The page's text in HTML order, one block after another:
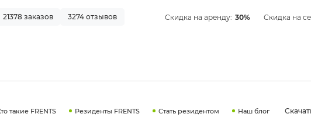
21378 заказов 3274 отзывов Скидка на аренду: 30% Скидка на
такие FRENTS Резиденты FRENTS Стать резидентом Наш блог